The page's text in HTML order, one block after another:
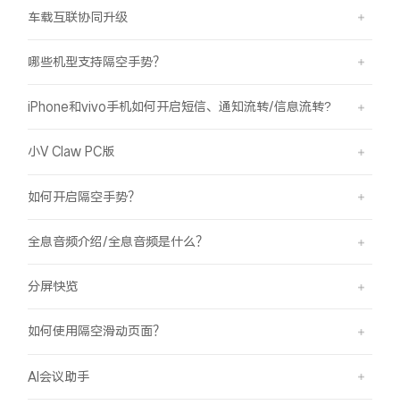
车载互联协同升级
哪些机型支持隔空手势？
iPhone和vivo手机如何开启短信、通知流转/信息流转?
小V Claw PC版
如何开启隔空手势？
全息音频介绍/全息音频是什么？
分屏快览
如何使用隔空滑动页面？
AI会议助手